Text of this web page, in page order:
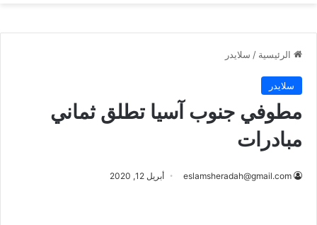
الرئيسية / سلايدر
سلايدر
مطوفي جنوب آسيا تطلق ثماني
مبادرات
eslamsheradah@gmail.com أبريل 12, 2020